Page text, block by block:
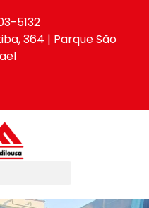
5132
364 | Parque São